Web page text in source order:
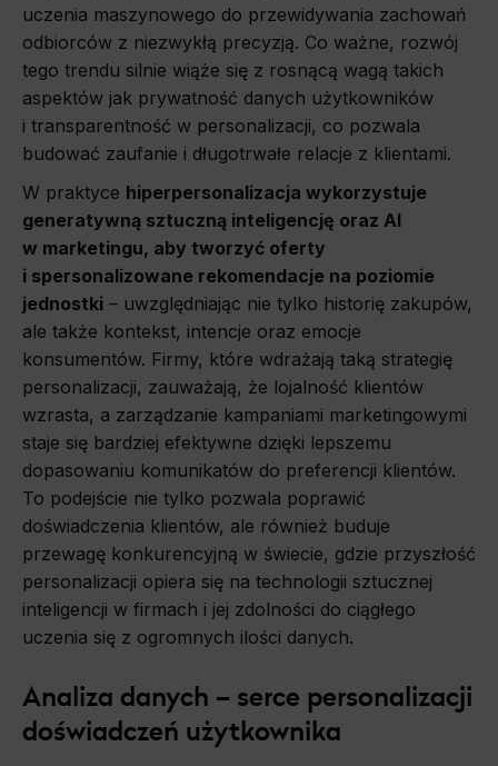
uczenia maszynowego do przewidywania zachowań
odbiorców z niezwykłą precyzją. Co ważne, rozwój
tego trendu silnie wiąże się z rosnącą wagą takich
aspektów jak prywatność danych użytkowników
i transparentność w personalizacji, co pozwala
budować zaufanie i długotrwałe relacje z klientami.
W praktyce hiperpersonalizacja wykorzystuje
generatywną sztuczną inteligencję oraz AI
w marketingu, aby tworzyć oferty
i spersonalizowane rekomendacje na poziomie
jednostki – uwzględniając nie tylko historię zakupów,
ale także kontekst, intencje oraz emocje
konsumentów. Firmy, które wdrażają taką strategię
personalizacji, zauważają, że lojalność klientów
wzrasta, a zarządzanie kampaniami marketingowymi
staje się bardziej efektywne dzięki lepszemu
dopasowaniu komunikatów do preferencji klientów.
To podejście nie tylko pozwala poprawić
doświadczenia klientów, ale również buduje
przewagę konkurencyjną w świecie, gdzie przyszłość
personalizacji opiera się na technologii sztucznej
inteligencji w firmach i jej zdolności do ciągłego
uczenia się z ogromnych ilości danych.
Analiza danych – serce personalizacji
doświadczeń użytkownika